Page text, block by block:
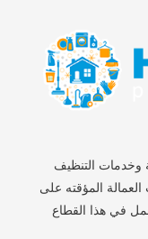
وخدمات التنظيف
المؤقته على
في هذا القطاع